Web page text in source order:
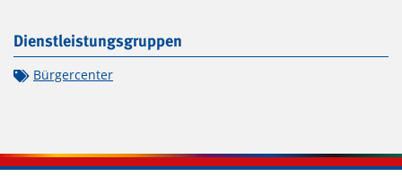
Dienstleistungsgruppen
Bürgercenter